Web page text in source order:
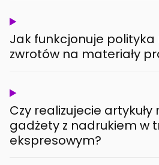
Jak funkcjonuje
zwrotów na materiały
Czy realizujecie
gadżety z nadrukiem w
ekspresowym?